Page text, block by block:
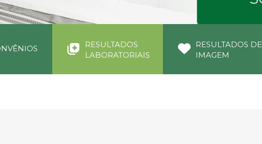
RESULTADOS
LABORATORIAIS
RESULTADOS DE
IMAGEM